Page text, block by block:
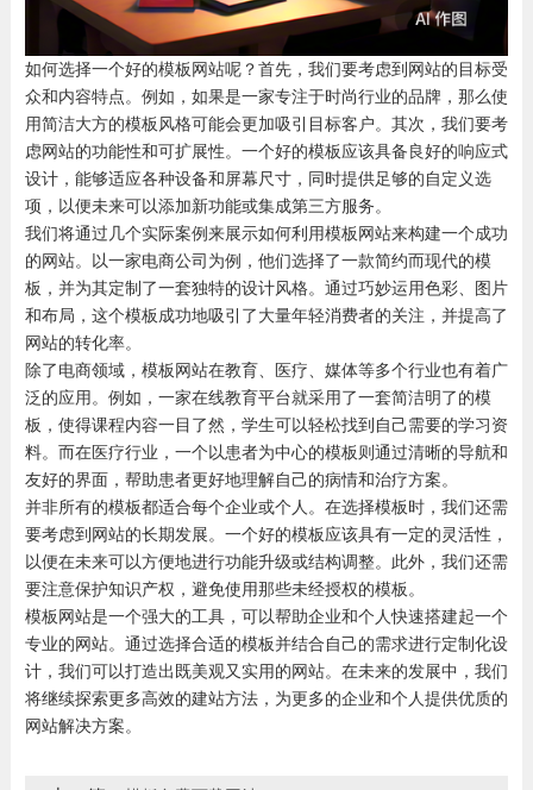
如何选择一个好的模板网站呢？首先，我们要考虑到网站的目标受
众和内容特点。例如，如果是一家专注于时尚行业的品牌，那么使
用简洁大方的模板风格可能会更加吸引目标客户。其次，我们要考
虑网站的功能性和可扩展性。一个好的模板应该具备良好的响应式
设计，能够适应各种设备和屏幕尺寸，同时提供足够的自定义选
项，以便未来可以添加新功能或集成第三方服务。
我们将通过几个实际案例来展示如何利用模板网站来构建一个成功
的网站。以一家电商公司为例，他们选择了一款简约而现代的模
板，并为其定制了一套独特的设计风格。通过巧妙运用色彩、图片
和布局，这个模板成功地吸引了大量年轻消费者的关注，并提高了
网站的转化率。
除了电商领域，模板网站在教育、医疗、媒体等多个行业也有着广
泛的应用。例如，一家在线教育平台就采用了一套简洁明了的模
板，使得课程内容一目了然，学生可以轻松找到自己需要的学习资
料。而在医疗行业，一个以患者为中心的模板则通过清晰的导航和
友好的界面，帮助患者更好地理解自己的病情和治疗方案。
并非所有的模板都适合每个企业或个人。在选择模板时，我们还需
要考虑到网站的长期发展。一个好的模板应该具有一定的灵活性，
以便在未来可以方便地进行功能升级或结构调整。此外，我们还需
要注意保护知识产权，避免使用那些未经授权的模板。
模板网站是一个强大的工具，可以帮助企业和个人快速搭建起一个
专业的网站。通过选择合适的模板并结合自己的需求进行定制化设
计，我们可以打造出既美观又实用的网站。在未来的发展中，我们
将继续探索更多高效的建站方法，为更多的企业和个人提供优质的
网站解决方案。